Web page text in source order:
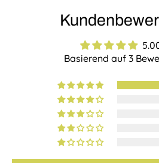
Basierend auf 3